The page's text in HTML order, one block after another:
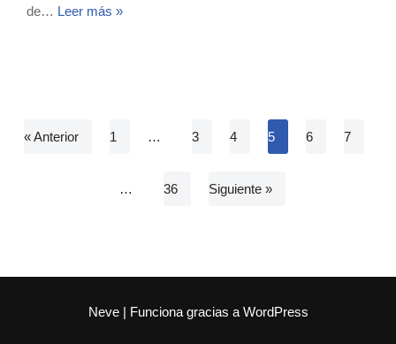
de… Leer más »
« Anterior 1 … 3 4 5 6 7
… 36 Siguiente »
Neve| Funciona gracias a WordPress